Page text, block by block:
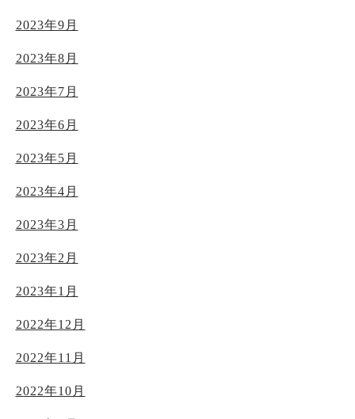
2023年9月
2023年8月
2023年7月
2023年6月
2023年5月
2023年4月
2023年3月
2023年2月
2023年1月
2022年12月
2022年11月
2022年10月